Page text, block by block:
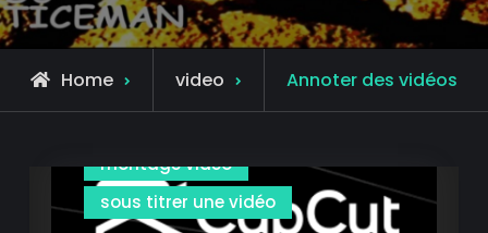
Home video
Archive
for
Annoter des vidéos
montage vidéo
sous titrer une vidéo